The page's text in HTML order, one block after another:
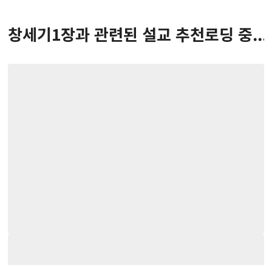
창세기1장과 관련된 설교 추천로딩 중...